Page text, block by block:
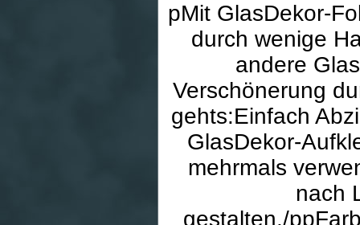
pMit GlasDekor-
durch wenige
andere
Verschönerung
gehts:Einfach
GlasDekor-
mehrmals
nach
gestalten./